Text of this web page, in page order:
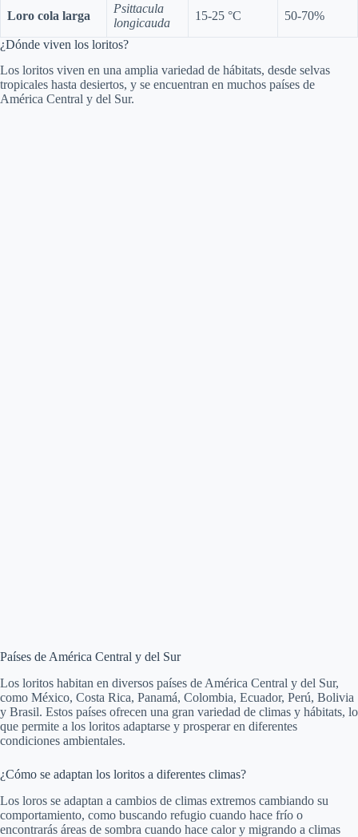
Loro cola larga
Psittacula
longicauda
15-25 °C 50-70%
¿Dónde viven los loritos?
Los loritos viven en una amplia variedad de hábitats, desde selvas
tropicales hasta desiertos, y se encuentran en muchos países de
América Central y del Sur.
Países de América Central y del Sur
Los loritos habitan en diversos países de América Central y del Sur,
como México, Costa Rica, Panamá, Colombia, Ecuador, Perú, Bolivia
y Brasil. Estos países ofrecen una gran variedad de climas y hábitats, lo
que permite a los loritos adaptarse y prosperar en diferentes
condiciones ambientales.
¿Cómo se adaptan los loritos a diferentes climas?
Los loros se adaptan a cambios de climas extremos cambiando su
comportamiento, como buscando refugio cuando hace frío o
encontrarás áreas de sombra cuando hace calor y migrando a climas